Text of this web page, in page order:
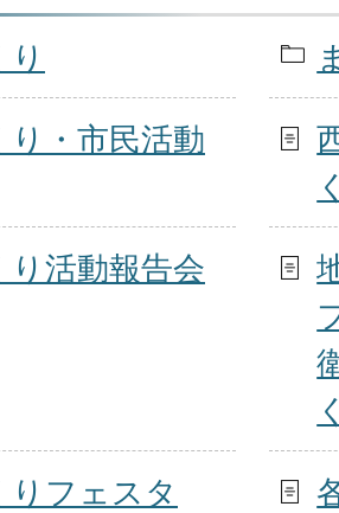
り・市民活動
り活動報告会
りフェスタ